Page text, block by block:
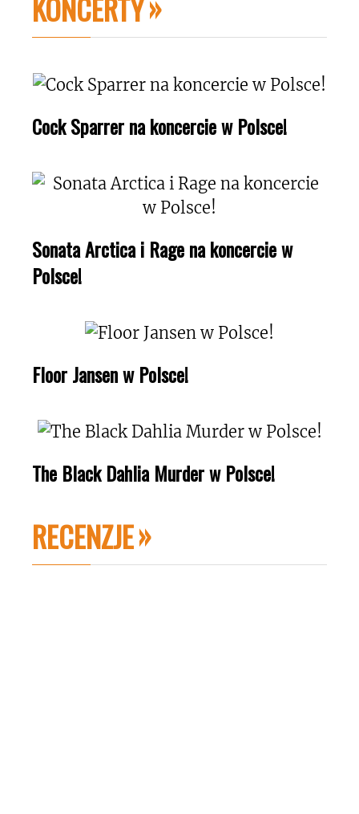
Cock Sparrer na koncercie w Polsce!
Sonata Arctica i Rage na koncercie w
Polsce!
Floor Jansen w Polsce!
The Black Dahlia Murder w Polsce!
RECENZJE